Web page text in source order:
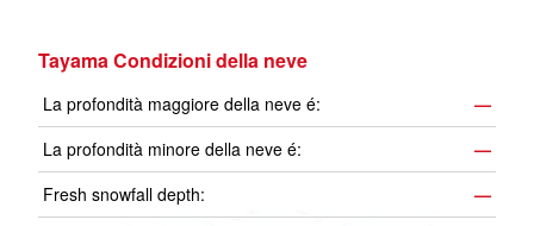
Tayama Condizioni della neve
La profondità maggiore della neve é:
—
La profondità minore della neve é:
—
Fresh snowfall depth:
—